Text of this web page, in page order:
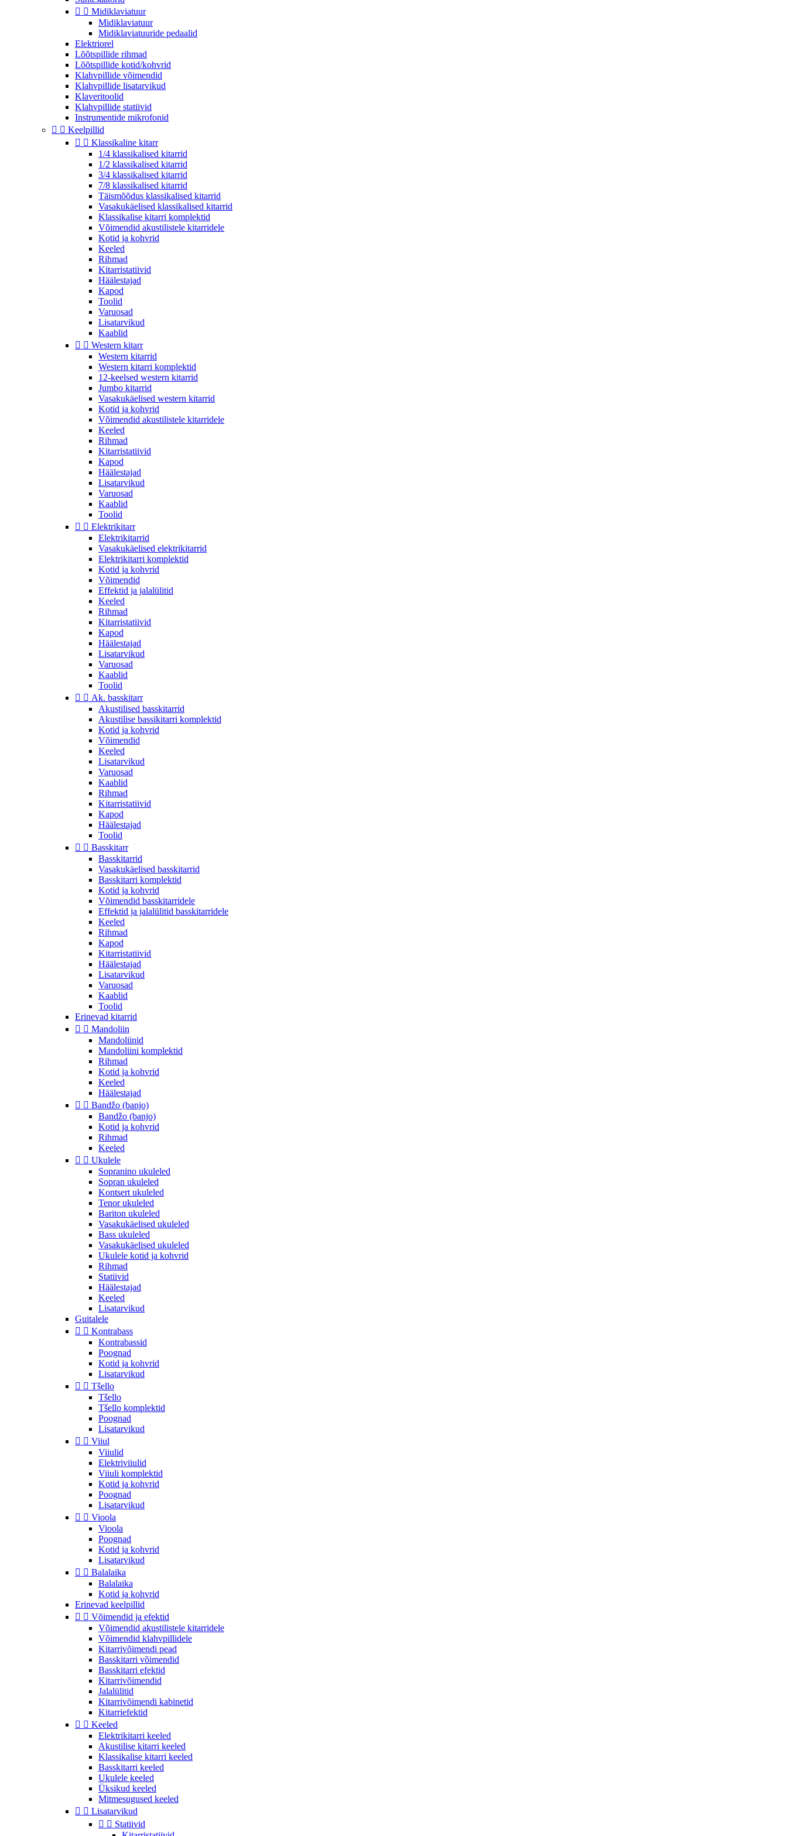
  Midiklaviatuur
Midiklaviatuur
Midiklaviatuuride pedaalid
Elektriorel
Lõõtspillide rihmad
Lõõtspillide kotid/kohvrid
Klahvpillide võimendid
Klahvpillide lisatarvikud
Klaveritoolid
Klahvpillide statiivid
Instrumentide mikrofonid
  Keelpillid
  Klassikaline kitarr
1/4 klassikalised kitarrid
1/2 klassikalised kitarrid
3/4 klassikalised kitarrid
7/8 klassikalised kitarrid
Täismõõdus klassikalised kitarrid
Vasakukäelised klassikalised kitarrid
Klassikalise kitarri komplektid
Võimendid akustilistele kitarridele
Kotid ja kohvrid
Keeled
Rihmad
Kitarristatiivid
Häälestajad
Kapod
Toolid
Varuosad
Lisatarvikud
Kaablid
  Western kitarr
Western kitarrid
Western kitarri komplektid
12-keelsed western kitarrid
Jumbo kitarrid
Vasakukäelised western kitarrid
Kotid ja kohvrid
Võimendid akustilistele kitarridele
Keeled
Rihmad
Kitarristatiivid
Kapod
Häälestajad
Lisatarvikud
Varuosad
Kaablid
Toolid
  Elektrikitarr
Elektrikitarrid
Vasakukäelised elektrikitarrid
Elektrikitarri komplektid
Kotid ja kohvrid
Võimendid
Effektid ja jalalülitid
Keeled
Rihmad
Kitarristatiivid
Kapod
Häälestajad
Lisatarvikud
Varuosad
Kaablid
Toolid
  Ak. basskitarr
Akustilised basskitarrid
Akustilise bassikitarri komplektid
Kotid ja kohvrid
Võimendid
Keeled
Lisatarvikud
Varuosad
Kaablid
Rihmad
Kitarristatiivid
Kapod
Häälestajad
Toolid
  Basskitarr
Basskitarrid
Vasakukäelised basskitarrid
Basskitarri komplektid
Kotid ja kohvrid
Võimendid basskitarridele
Effektid ja jalalülitid basskitarridele
Keeled
Rihmad
Kapod
Kitarristatiivid
Häälestajad
Lisatarvikud
Varuosad
Kaablid
Toolid
Erinevad kitarrid
  Mandoliin
Mandoliinid
Mandoliini komplektid
Rihmad
Kotid ja kohvrid
Keeled
Häälestajad
  Bandžo (banjo)
Bandžo (banjo)
Kotid ja kohvrid
Rihmad
Keeled
  Ukulele
Sopranino ukuleled
Sopran ukuleled
Kontsert ukuleled
Tenor ukuleled
Bariton ukuleled
Vasakukäelised ukuleled
Bass ukuleled
Vasakukäelised ukuleled
Ukulele kotid ja kohvrid
Rihmad
Statiivid
Häälestajad
Keeled
Lisatarvikud
Guitalele
  Kontrabass
Kontrabassid
Poognad
Kotid ja kohvrid
Lisatarvikud
  Tšello
Tšello
Tšello komplektid
Poognad
Lisatarvikud
  Viiul
Viiulid
Elektriviiulid
Viiuli komplektid
Kotid ja kohvrid
Poognad
Lisatarvikud
  Vioola
Vioola
Poognad
Kotid ja kohvrid
Lisatarvikud
  Balalaika
Balalaika
Kotid ja kohvrid
Erinevad keelpillid
  Võimendid ja efektid
Võimendid akustilistele kitarridele
Võimendid klahvpillidele
Kitarrivõimendi pead
Basskitarri võimendid
Basskitarri efektid
Kitarrivõimendid
Jalalülitid
Kitarrivõimendi kabinetid
Kitarriefektid
  Keeled
Elektrikitarri keeled
Akustilise kitarri keeled
Klassikalise kitarri keeled
Basskitarri keeled
Ukulele keeled
Üksikud keeled
Mitmesugused keeled
  Lisatarvikud
  Statiivid